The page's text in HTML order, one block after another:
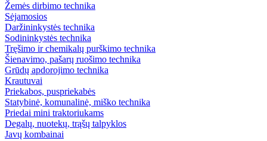
Žemės dirbimo technika
Sėjamosios
Daržininkystės technika
Sodininkystės technika
Tręšimo ir chemikalų purškimo technika
Šienavimo, pašarų ruošimo technika
Grūdų apdorojimo technika
Krautuvai
Priekabos, puspriekabės
Statybinė, komunalinė, miško technika
Priedai mini traktoriukams
Degalų, nuotekų, trąšų talpyklos
Javų kombainai